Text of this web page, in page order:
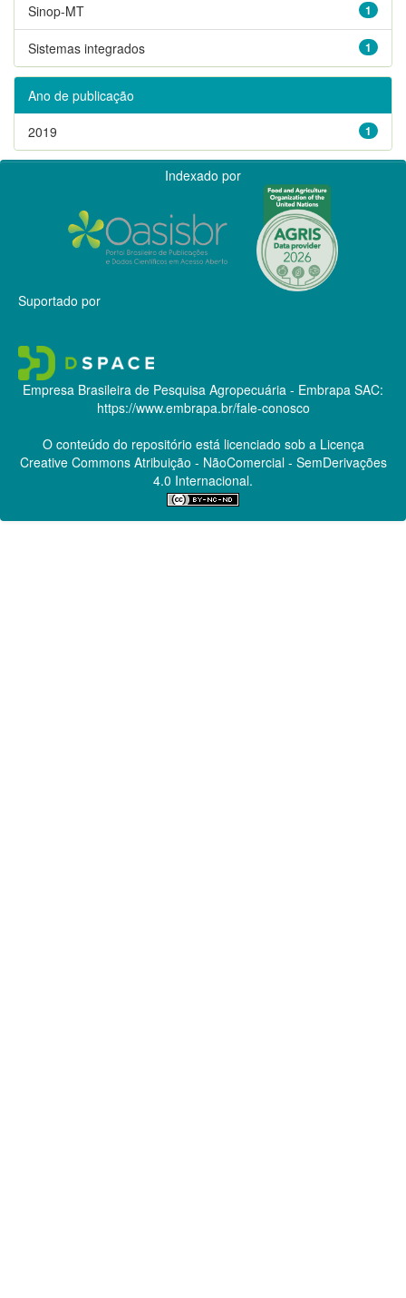
1
Sinop-MT
1
Sistemas integrados
Ano de publicação
1
2019
Indexado por
Suportado por
Empresa Brasileira de Pesquisa Agropecuária - Embrapa SAC:
https://www.embrapa.br/fale-conosco
O conteúdo do repositório está licenciado sob a Licença
Creative CommonsAtribuição - NãoComercial - SemDerivações
4.0 Internacional.